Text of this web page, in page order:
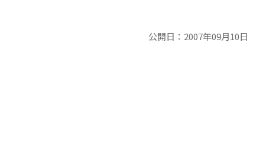
公開日： 2007年09月10日